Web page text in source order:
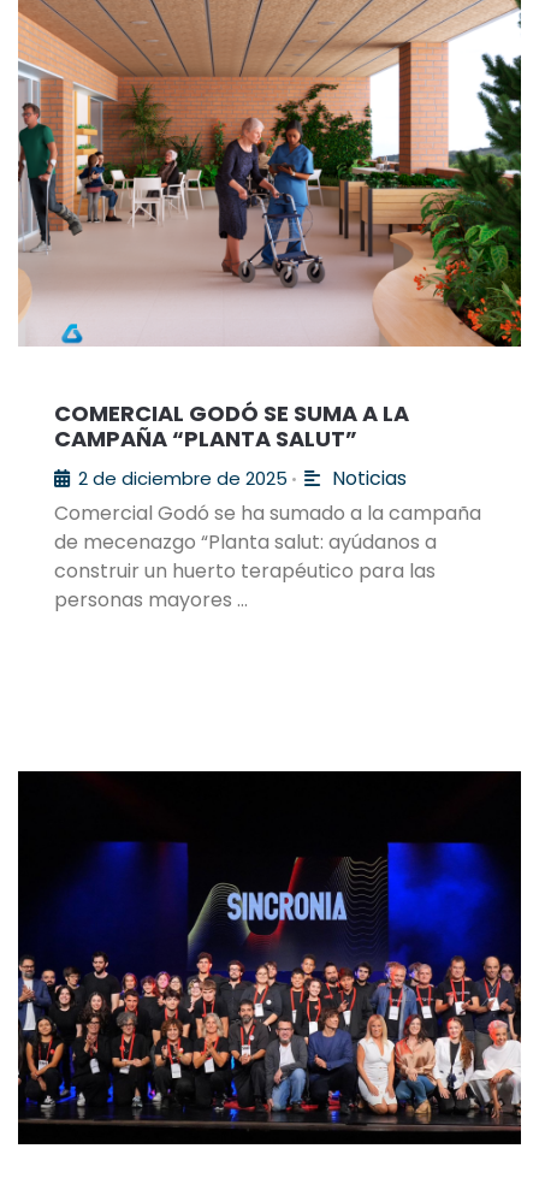
COMERCIAL GODÓ SE SUMA A LA
CAMPAÑA “PLANTA SALUT”
2 de diciembre de 2025 •
Noticias
Comercial Godó se ha sumado a la campaña
de mecenazgo “Planta salut: ayúdanos a
construir un huerto terapéutico para las
personas mayores …